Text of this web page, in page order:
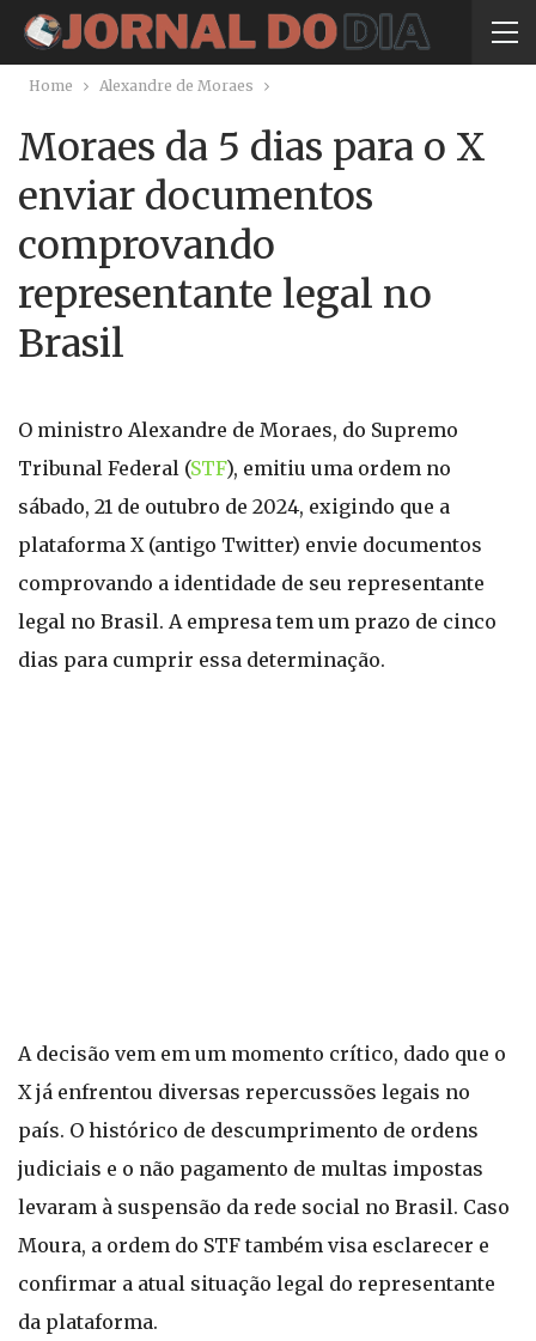
Home Alexandre de Moraes
Moraes da 5 dias para o X
enviar documentos
comprovando
representante legal no
Brasil
O ministro Alexandre de Moraes, do Supremo
Tribunal Federal (STF), emitiu uma ordem no
sábado, 21 de outubro de 2024, exigindo que a
plataforma X (antigo Twitter) envie documentos
comprovando a identidade de seu representante
legal no Brasil. A empresa tem um prazo de cinco
dias para cumprir essa determinação.
A decisão vem em um momento crítico, dado que o
X já enfrentou diversas repercussões legais no
país. O histórico de descumprimento de ordens
judiciais e o não pagamento de multas impostas
levaram à suspensão da rede social no Brasil. Caso
Moura, a ordem do STF também visa esclarecer e
confirmar a atual situação legal do representante
da plataforma.